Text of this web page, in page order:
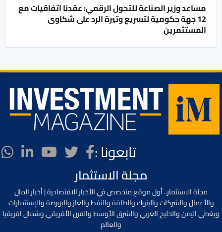
مساعد وزير الصناعة للتحول الرقمي: عقدنا اتفاقيات مع
12 جهة حكومية لتسريع وتيرة الرد على شكاوى
المستثمرين
تابعونا :
مجلة الاستثمار
مجلة الاستثمار.. أول موقع متخصص في الأخبار الاقتصادية | أخبار المال
والأعمال والشركات والبنوك والطاقة والنفط والغاز والبورصة والإستثمارات
ويغطي اليمن والخليج العربي والشرق الأوسط والقرن الأفريقي وشمال افريقيا
والعالم